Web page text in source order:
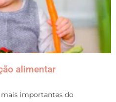
alimentar
importantes do